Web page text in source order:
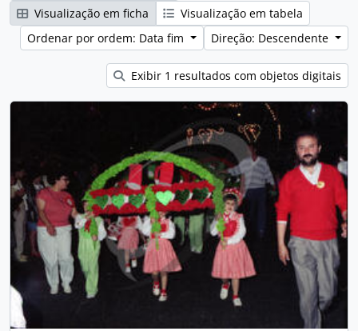
Visualização em ficha
Visualização em tabela
Ordenar por ordem: Data fim
Direção: Descendente
Exibir 1 resultados com objetos digitais